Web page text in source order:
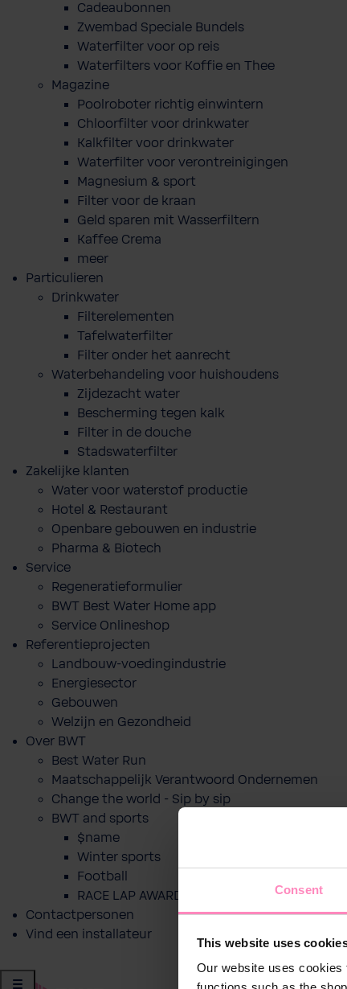
Consent
This website uses
Our website uses cookies
Cadeaubonnen
Zwembad Speciale Bundels
Waterfilter voor op reis
Waterfilters voor Koffie en Thee
Magazine
Poolroboter richtig einwintern
Chloorfilter voor drinkwater
Kalkfilter voor drinkwater
Waterfilter voor verontreinigingen
Magnesium & sport
Filter voor de kraan
Geld sparen mit Wasserfiltern
Kaffee Crema
meer
Particulieren
Drinkwater
Filterelementen
Tafelwaterfilter
Filter onder het aanrecht
Waterbehandeling voor huishoudens
Zijdezacht water
Bescherming tegen kalk
Filter in de douche
Stadswaterfilter
Zakelijke klanten
Water voor waterstof productie
Hotel & Restaurant
Openbare gebouwen en industrie
Pharma & Biotech
Service
Regeneratieformulier
BWT Best Water Home app
Service Onlineshop
Referentieprojecten
Landbouw-voedingindustrie
Energiesector
Gebouwen
Welzijn en Gezondheid
Over BWT
Best Water Run
Maatschappelijk Verantwoord Ondernemen
Change the world - Sip by sip
BWT and sports
$name
Winter sports
Football
RACE LAP AWARD
Contactpersonen
Vind een installateur